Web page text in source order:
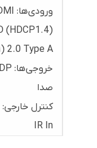
2.0 Type A (۱ عدد)
صدا
IR In